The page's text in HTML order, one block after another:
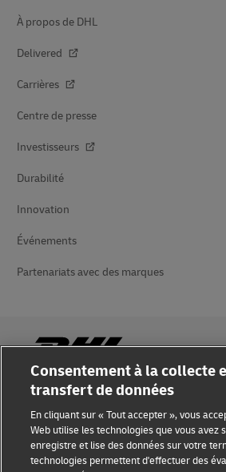
À propos de DHL
Delivered
Carrières
Centre de presse
Investisseurs
Durabilité
Innovation
Événements
Partenariats avec des marques
Mention légale
Conditions d’utilisation
Consentement à la collecte
transfert de données
En cliquant sur « Tout accepter », vous
Web utilise les technologies que vous avez
enregistre et lise des données sur votre
technologies permettent d'effectuer des